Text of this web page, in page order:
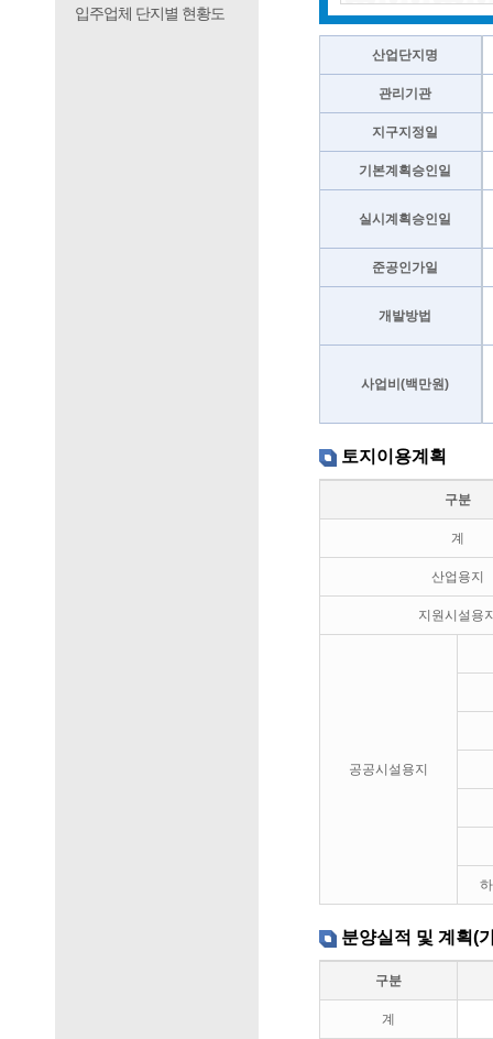
입주업체 단지별 현황도
산업단지명
관리기관
지구지정일
기본계획승인일
실시계획승인일
준공인가일
개발방법
사업비(백만원)
토지이용계획
구분
계
산업용지
지원시설용
공공시설용지
분양실적 및 계획(
구분
계